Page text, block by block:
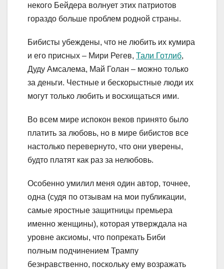
некого Бейдера волнует этих патриотов
гораздо больше проблем родной страны.
Бибисты убеждены, что не любить их кумира
и его присных – Мири Регев, Тали Готлиб,
Дуду Амсалема, Май Голан – можно только
за деньги. Честные и бескорыстные люди их
могут только любить и восхищаться ими.
Во всем мире испокон веков принято было
платить за любовь, но в мире бибистов все
настолько перевернуто, что они уверены,
будто платят как раз за нелюбовь.
Особенно умилил меня один автор, точнее,
одна (судя по отзывам на мои публикации,
самые яростные защитницы премьера
именно женщины), которая утверждала на
уровне аксиомы, что попрекать Биби
полным подчинением Трампу
безнравственно, поскольку ему возражать